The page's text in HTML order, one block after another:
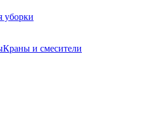
уборки
Краны и смесители